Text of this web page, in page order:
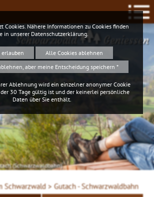
Schwarzwald Geniessen
(Schwarzwaldbahn)
Schwarzwald > Gutach - Schwarzwaldbahn
Cookies. Nähere Informationen zu Cookies finden
in unserer Datenschutzerklärung
erlauben
Alle Cookies ablehnen
aber meine Entscheidung speichern *
Ablehnung wird ein einzelner anonymer Cookie
30 Tage gültig ist und der keinerlei persönliche
Daten über Sie enthält.